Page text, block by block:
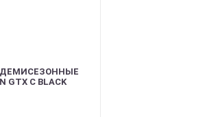
ДЕМИСЕЗОННЫЕ
C BLACK